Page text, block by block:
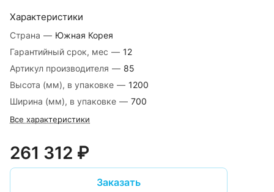
Характеристики
Страна — Южная Корея
Гарантийный срок, мес — 12
Артикул производителя — 85
Высота (мм), в упаковке — 1200
Ширина (мм), в упаковке — 700
Все характеристики
261 312 ₽
Заказать